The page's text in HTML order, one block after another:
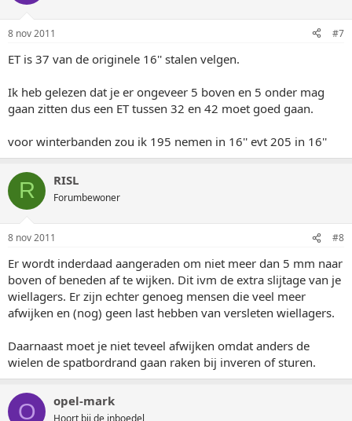
8 nov 2011 #7
ET is 37 van de originele 16'' stalen velgen.
Ik heb gelezen dat je er ongeveer 5 boven en 5 onder mag
gaan zitten dus een ET tussen 32 en 42 moet goed gaan.
voor winterbanden zou ik 195 nemen in 16'' evt 205 in 16''
R RISL
Forumbewoner
8 nov 2011 #8
Er wordt inderdaad aangeraden om niet meer dan 5 mm naar
boven of beneden af te wijken. Dit ivm de extra slijtage van je
wiellagers. Er zijn echter genoeg mensen die veel meer
afwijken en (nog) geen last hebben van versleten wiellagers.
Daarnaast moet je niet teveel afwijken omdat anders de
wielen de spatbordrand gaan raken bij inveren of sturen.
O opel-mark
Hoort bij de inboedel